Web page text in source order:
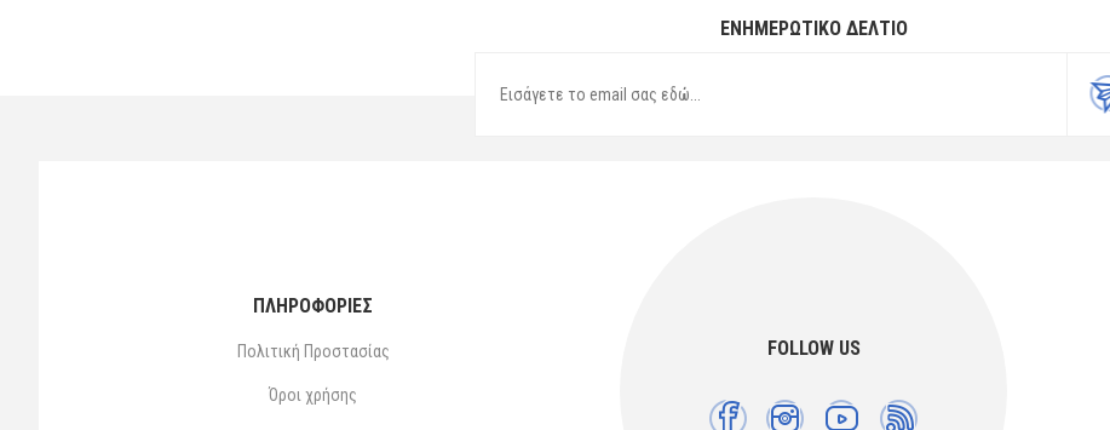
ΕΝΗΜΕΡΩΤΙΚΌ ΔΕΛΤΊΟ
FOLLOW US
ΠΛΗΡΟΦΟΡΙΕΣ
Πολιτική Προστασίας
Όροι χρήσης